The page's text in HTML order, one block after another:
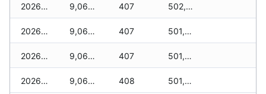
2026-07-24 9,065 zł 407 502,425 zł
2026-07-23 9,065 zł 407 501,800 zł
2026-07-22 9,065 zł 407 501,600 zł
2026-07-21 9,065 zł 408 501,335 zł